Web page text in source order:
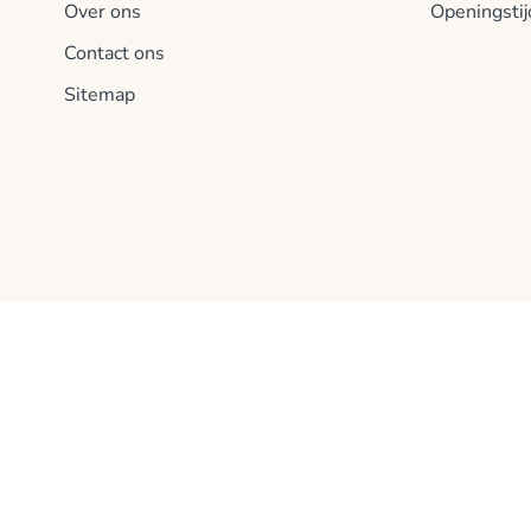
Over ons
Contact ons
Sitemap